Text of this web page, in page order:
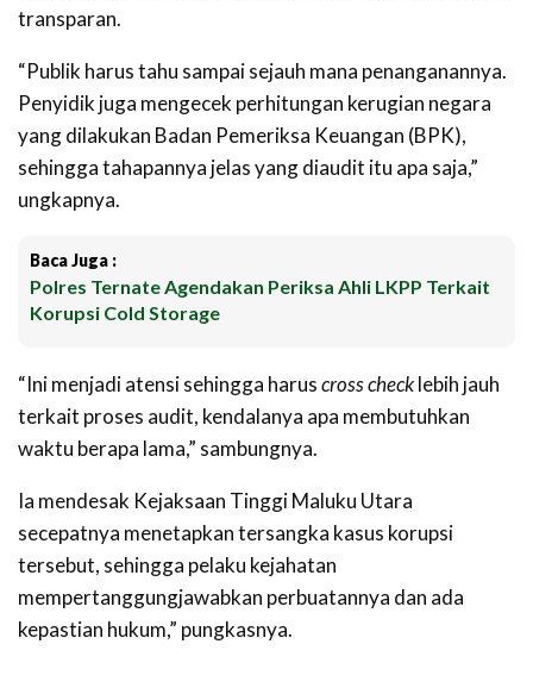
transparan.
“Publik harus tahu sampai sejauh mana penanganannya.
Penyidik juga mengecek perhitungan kerugian negara
yang dilakukan Badan Pemeriksa Keuangan (BPK),
sehingga tahapannya jelas yang diaudit itu apa saja,”
ungkapnya.
Baca Juga :
Polres Ternate Agendakan Periksa Ahli LKPP Terkait
Korupsi Cold Storage
“Ini menjadi atensi sehingga haruscross checklebih jauh
terkait proses audit, kendalanya apa membutuhkan
waktu berapa lama,” sambungnya.
Ia mendesak Kejaksaan Tinggi Maluku Utara
secepatnya menetapkan tersangka kasus korupsi
tersebut, sehingga pelaku kejahatan
mempertanggungjawabkan perbuatannya dan ada
kepastian hukum,” pungkasnya.